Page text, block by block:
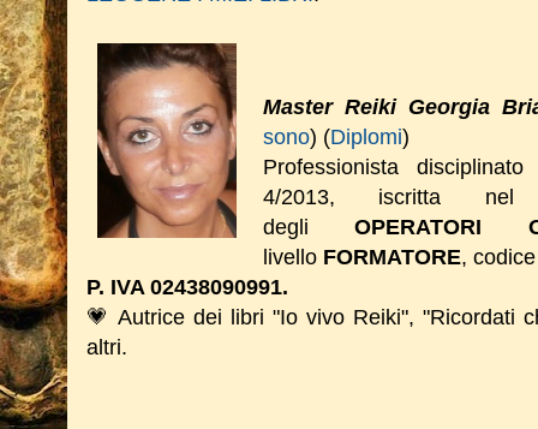
Master Reiki Georgia
sono) (Diplomi)
Professionista
4/2013, iscritta nel
degli
livello FORMATORE,
P. IVA 02438090991.
💗 Autrice dei libri "Io vivo Reiki", "Ricordati
altri.